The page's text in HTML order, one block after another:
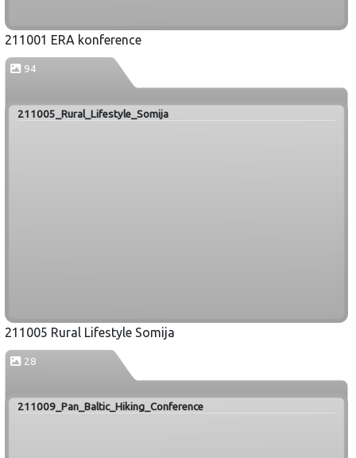
211001 ERA konference
94
211005_Rural_Lifestyle_Somija
211005 Rural Lifestyle Somija
28
211009_Pan_Baltic_Hiking_Conference